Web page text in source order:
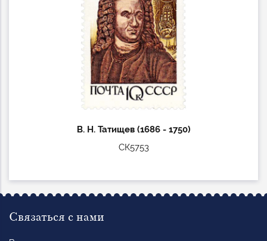
В. Н. Татищев (1686 - 1750)
СК5753
Связаться с нами